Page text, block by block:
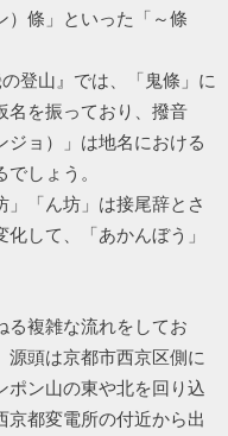
）條」といった「～條
登山』では、「鬼條」に
名を振っており、撥音
ジョ）」は地名における
しょう。
「ん坊」は接尾辞とさ
して、「あかんぼう」
る複雑な流れをしてお
源頭は京都市西京区側に
ポン山の東や北を回り込
京都変電所の付近から出